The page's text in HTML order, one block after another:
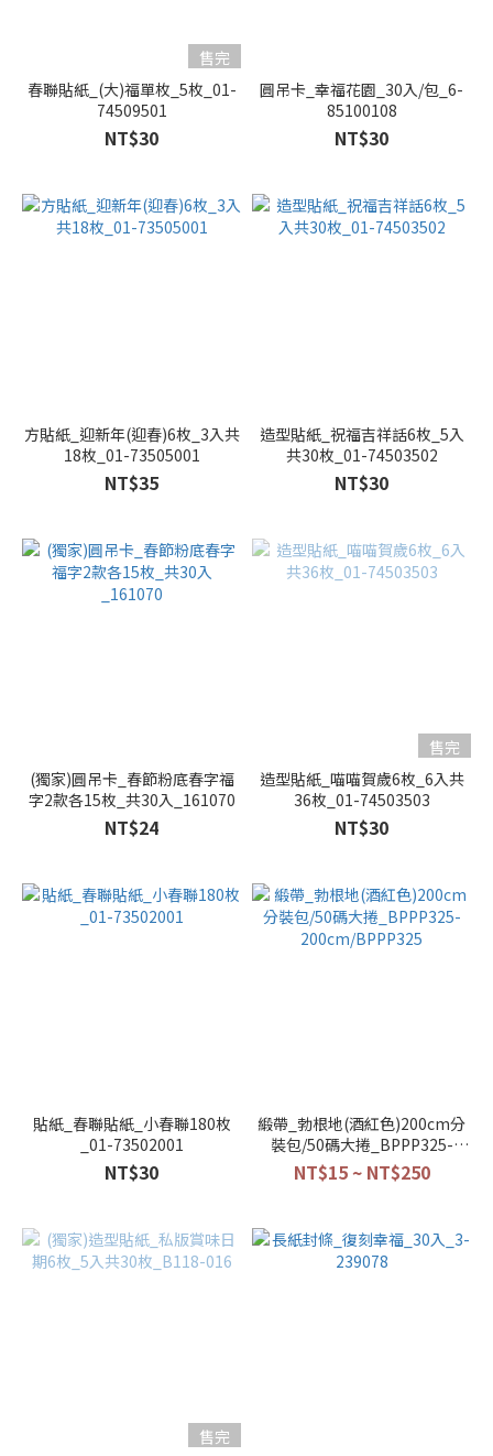
售完
春聯貼紙_(大)福單枚_5枚_01-
74509501
NT$30
圓吊卡_幸福花園_30入/包_6-
85100108
NT$30
方貼紙_迎新年(迎春)6枚_3入共
18枚_01-73505001
NT$35
造型貼紙_祝福吉祥話6枚_5入
共30枚_01-74503502
NT$30
(獨家)圓吊卡_春節粉底春字福
字2款各15枚_共30入_161070
NT$24
售完
造型貼紙_喵喵賀歲6枚_6入共
36枚_01-74503503
NT$30
貼紙_春聯貼紙_小春聯180枚
_01-73502001
NT$30
緞帶_勃根地(酒紅色)200cm分
裝包/50碼大捲_BPPP325-
200cm/BPPP325
NT$15 ~ NT$250
售完